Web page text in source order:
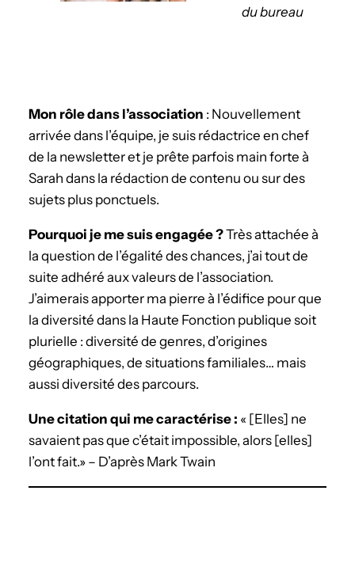
du bureau
Mon rôle dans l’association : Nouvellement
arrivée dans l’équipe, je suis rédactrice en chef
de la newsletter et je prête parfois main forte à
Sarah dans la rédaction de contenu ou sur des
sujets plus ponctuels.
­Pourquoi je me suis engagée ?Très attachée à
la question de l’égalité des chances, j’ai tout de
suite adhéré aux valeurs de l’association.
J’aimerais apporter ma pierre à l’édifice pour que
la diversité dans la Haute Fonction publique soit
plurielle : diversité de genres, d’origines
géographiques, de situations familiales… mais
aussi diversité des parcours.
Une citation qui me caractérise : « [Elles] ne
savaient pas que c’était impossible, alors [elles]
l’ont fait.» – D’après Mark Twain